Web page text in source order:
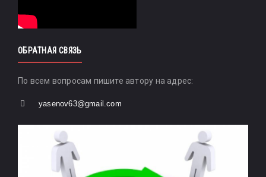
ОБРАТНАЯ СВЯЗЬ
По всем вопросам пишите автору на адрес:
yasenov63@gmail.com